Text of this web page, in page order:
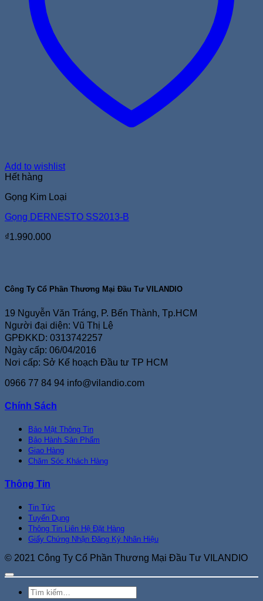
Add to wishlist
Hết hàng
Gọng Kim Loại
Gọng DERNESTO SS2013-B
₫1.990.000
Công Ty Cổ Phần Thương Mại Đầu Tư VILANDIO
19 Nguyễn Văn Tráng, P. Bến Thành, Tp.HCM
Người đại diện: Vũ Thị Lệ
GPĐKKD: 0313742257
Ngày cấp: 06/04/2016
Nơi cấp: Sở Kế hoạch Đầu tư TP HCM
0966 77 84 94 info@vilandio.com
Chính Sách
Bảo Mật Thông Tin
Bảo Hành Sản Phẩm
Giao Hàng
Chăm Sóc Khách Hàng
Thông Tin
Tin Tức
Tuyển Dụng
Thông Tin Liên Hệ Đặt Hàng
Giấy Chứng Nhận Đăng Ký Nhãn Hiệu
© 2021 Công Ty Cổ Phần Thương Mại Đầu Tư VILANDIO
Tìm